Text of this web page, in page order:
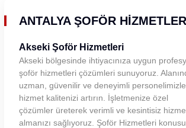
ANTALYA ŞOFÖR
Akseki Şoför Hizmetleri
Akseki bölgesinde ihtiyacınıza uygun
şoför hizmetleri çözümleri sunuyoruz.
uzman, güvenilir ve deneyimli personelimizle
hizmet kalitenizi artırın. İşletmenize özel
çözümler üreterek verimli ve kesintisiz
almanızı sağlıyoruz. Şoför Hizmetleri